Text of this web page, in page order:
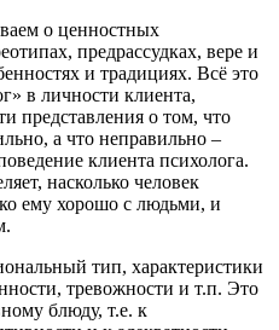
о ценностных
предрассудках, вере и
и традициях. Всё это
в личности клиента,
представления о том, что
а что неправильно –
клиента психолога.
насколько человек
ему хорошо с людьми, и
тип, характеристики
тревожности и т.п. Это
блюду, т.е. к